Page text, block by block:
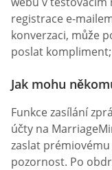
registrace e-
konverzaci, může
poslat
Jak mohu
Funkce zasílání
účty na
zaslat
pozornost. Po